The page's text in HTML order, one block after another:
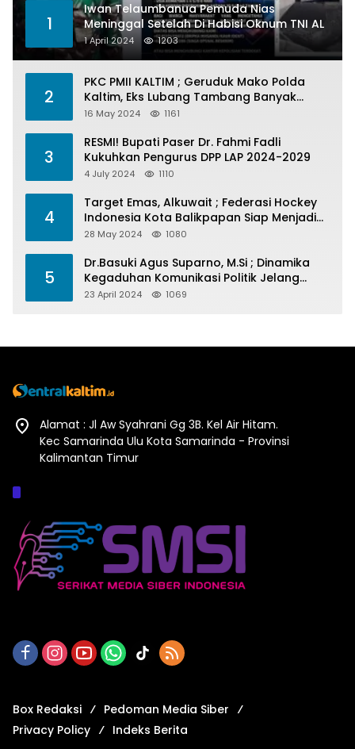
1
Iwan Telaumbanua Pemuda Nias
Meninggal Setelah Di Habisi Oknum TNI AL
1 April 2024 1203
2
PKC PMII KALTIM ; Geruduk Mako Polda
Kaltim, Eks Lubang Tambang Banyak
Menelan Korban
16 May 2024 1161
3
RESMI! Bupati Paser Dr. Fahmi Fadli
Kukuhkan Pengurus DPP LAP 2024-2029
4 July 2024 1110
4
Target Emas, Alkuwait ; Federasi Hockey
Indonesia Kota Balikpapan Siap Menjadi
Barometer Prestasi Di Kaltim
28 May 2024 1080
5
Dr.Basuki Agus Suparno, M.Si ; Dinamika
Kegaduhan Komunikasi Politik Jelang
Pesta Politik 2024
23 April 2024 1069
Alamat : Jl Aw Syahrani Gg 3B. Kel Air Hitam.
Kec Samarinda Ulu Kota Samarinda - Provinsi
Kalimantan Timur
Box Redaksi
Pedoman Media Siber
Privacy Policy
Indeks Berita